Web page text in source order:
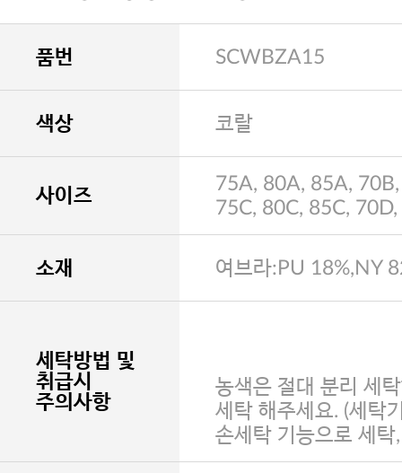
품번 SCWBZA15
색상 코랄
사이즈
75A, 80A, 85A,
75C, 80C, 85C,
소재 여브라:PU 18%,NY
세탁방법 및
취급시
주의사항
농색은 절대 분리 세
세탁 해주세요. (세탁
손세탁 기능으로 세탁